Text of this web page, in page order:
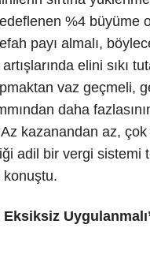
%4 büyüme
payı almalı,
elini sıkı
vaz geçmeli,
daha
kazanandan az,
adil bir vergi
konuştu.
Eksiksiz